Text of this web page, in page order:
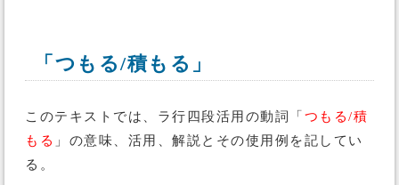
「つもる/積もる」
このテキストでは、ラ行四段活用の動詞「 つもる/積
もる 」の意味、活用、解説とその使用例を記してい
る。